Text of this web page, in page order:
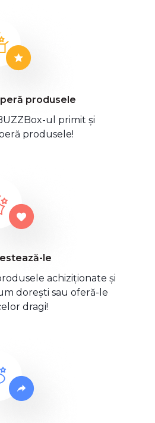
produsele
ul primit și
produsele!
le
achiziționate și
dorești sau oferă-le
dragi!